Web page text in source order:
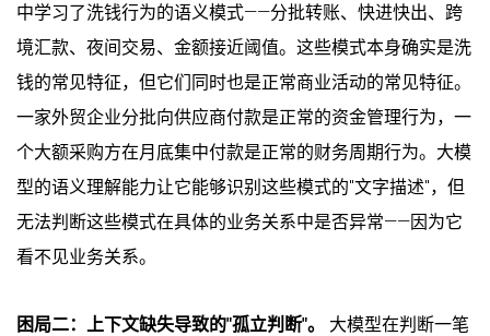
中学习了洗钱行为的语义模式——分批转账、快进快出、跨
境汇款、夜间交易、金额接近阈值。这些模式本身确实是洗
钱的常见特征，但它们同时也是正常商业活动的常见特征。
一家外贸企业分批向供应商付款是正常的资金管理行为，一
个大额采购方在月底集中付款是正常的财务周期行为。大模
型的语义理解能力让它能够识别这些模式的"文字描述"，但
无法判断这些模式在具体的业务关系中是否异常——因为它
看不见业务关系。
困局二：上下文缺失导致的"孤立判断"。
大模型在判断一笔